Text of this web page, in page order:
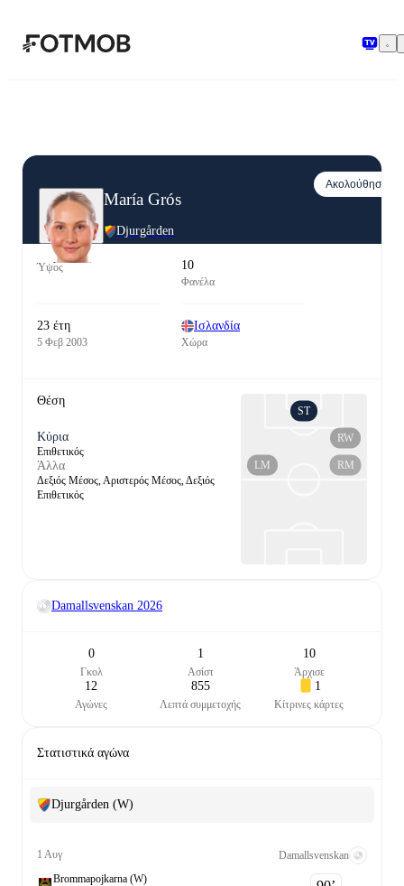
María Grós
Djurgården
Ακολούθησε
Ύψος 10
Φανέλα
23 έτη
5 Φεβ 2003
Ισλανδία
Χώρα
Θέση
Κύρια
Επιθετικός
Άλλα
Δεξιός Μέσος, Αριστερός Μέσος, Δεξιός
Επιθετικός
RM
LM
RW
ST
Damallsvenskan 2026
0
Γκολ
1
Ασίστ
10
Άρχισε
12
Αγώνες
855
Λεπτά συμμετοχής
1
Κίτρινες κάρτες
Στατιστικά αγώνα
Djurgården (W)
1 Αυγ
Damallsvenskan
Brommapojkarna (W)